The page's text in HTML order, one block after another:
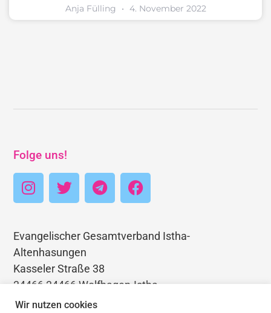
Anja Fülling 4. November 2022
Folge uns!
Evangelischer Gesamtverband Istha-
Altenhasungen
Kasseler Straße 38
34466 34466 Wolfhagen-Istha
Telefon: 05692 3403768
Wir nutzen cookies